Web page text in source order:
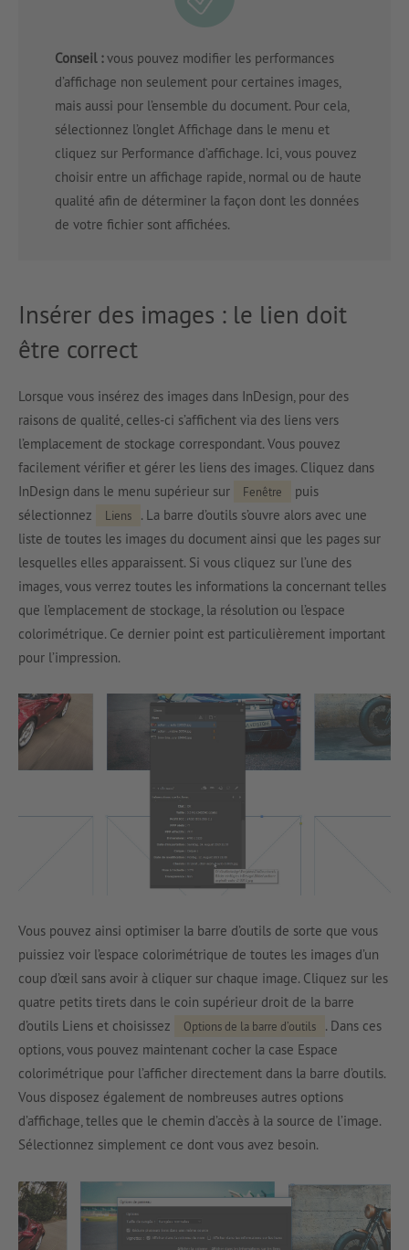
Conseil :vous pouvez modifier les performances
d’affichage non seulement pour certaines images,
mais aussi pour l’ensemble du document. Pour cela,
sélectionnez l’onglet Affichage dans le menu et
cliquez sur Performance d’affichage. Ici, vous pouvez
choisir entre un affichage rapide, normal ou de haute
qualité afin de déterminer la façon dont les données
de votre fichier sont affichées.
Insérer des images : le lien doit
être correct
Lorsque vous insérez des images dans InDesign, pour des
raisons de qualité, celles-ci s’affichent via des liens vers
l’emplacement de stockage correspondant. Vous pouvez
facilement vérifier et gérer les liens des images. Cliquez dans
InDesign dans le menu supérieur sur
Fenêtre
puis
sélectionnez
Liens
. La barre d’outils s’ouvre alors avec une
liste de toutes les images du document ainsi que les pages sur
lesquelles elles apparaissent. Si vous cliquez sur l’une des
images, vous verrez toutes les informations la concernant telles
que l’emplacement de stockage, la résolution ou l’espace
colorimétrique. Ce dernier point est particulièrement important
pour l’impression.
Vous pouvez ainsi optimiser la barre d’outils de sorte que vous
puissiez voir l’espace colorimétrique de toutes les images d’un
coup d’œil sans avoir à cliquer sur chaque image. Cliquez sur les
quatre petits tirets dans le coin supérieur droit de la barre
d’outils Liens et choisissez
Options de la barre d’outils
. Dans ces
options, vous pouvez maintenant cocher la case Espace
colorimétrique pour l’afficher directement dans la barre d’outils.
Vous disposez également de nombreuses autres options
d’affichage, telles que le chemin d’accès à la source de l’image.
Sélectionnez simplement ce dont vous avez besoin.